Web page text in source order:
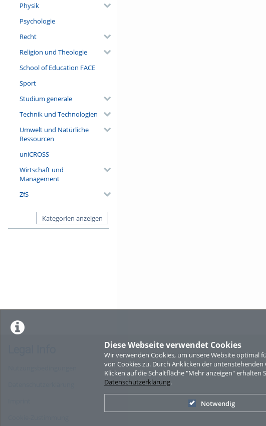
Diese Webseite verwendet Cookies
Wir verwenden Cookies, um unsere Website optimal
von Cookies zu. Durch Anklicken der
Klicken auf die Schaltfläche "Mehr anzeigen"
Datenschutzerklärung.
Notwendig
Physik
Psychologie
Recht
Religion und Theologie
School of Education FACE
Sport
Studium generale
Technik und Technologien
Umwelt und Natürliche
Ressourcen
uniCROSS
Wirtschaft und
Management
ZfS
Kategorien anzeigen